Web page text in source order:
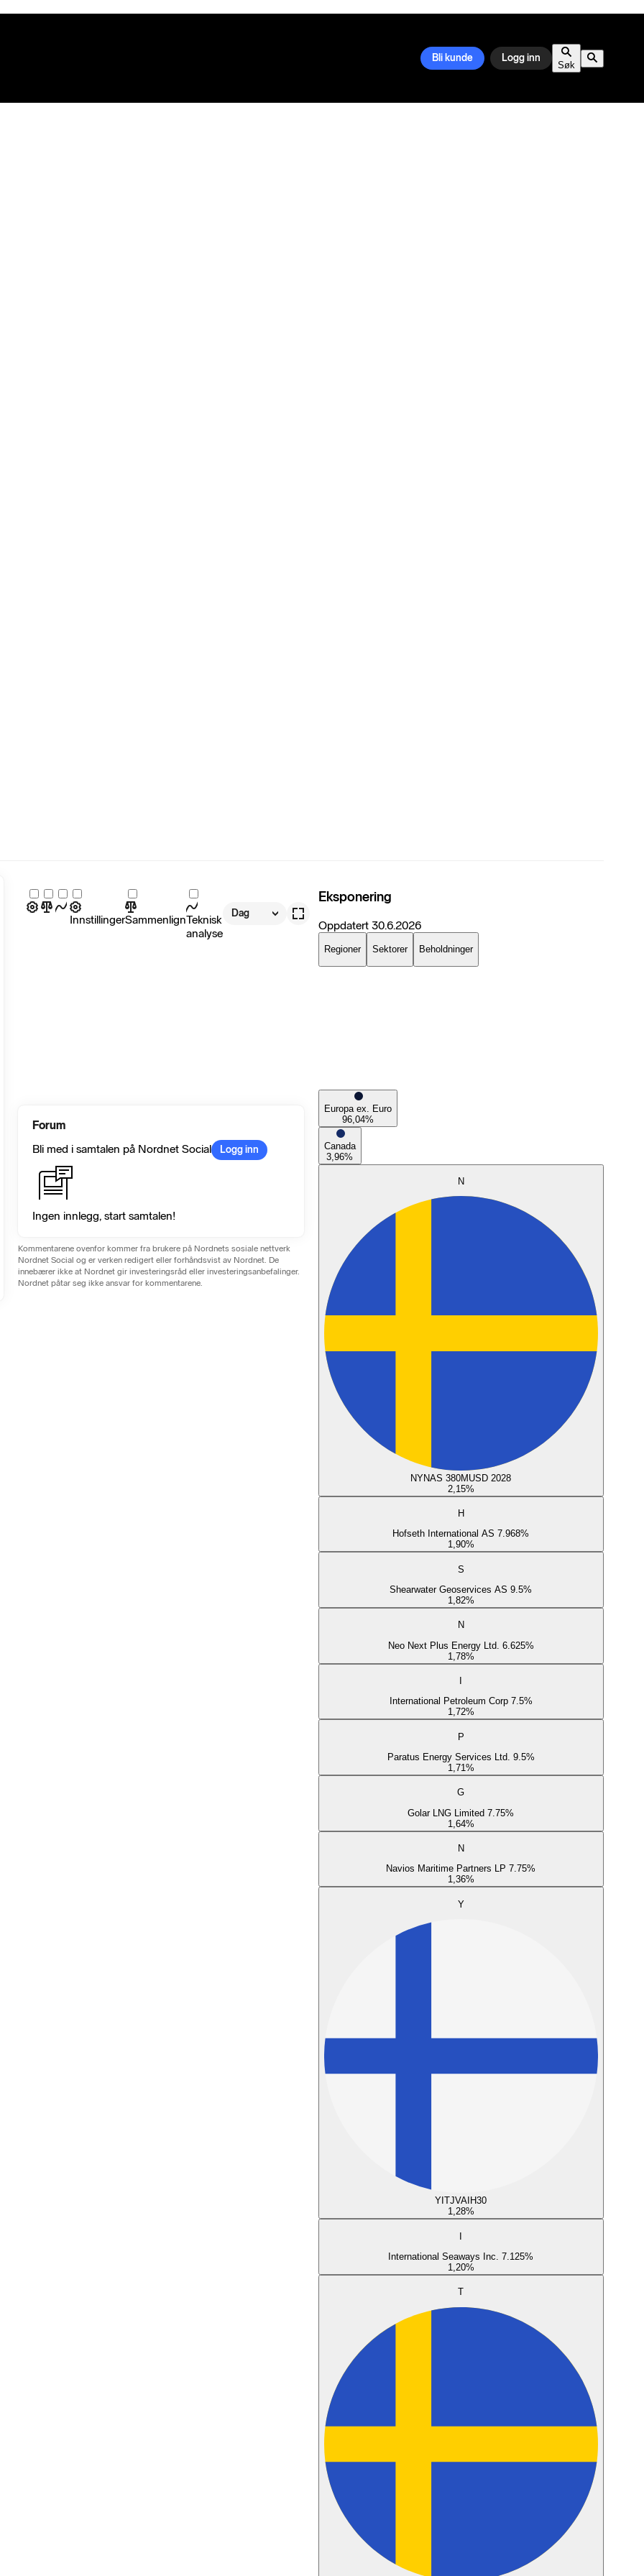
Bli kunde Logg inn
Søk
InnstillingerSammenlignTeknisk
analyse
Dag
Forum
Bli med i samtalen på Nordnet Social
Logg inn
Ingen innlegg, start samtalen!
Kommentarene ovenfor kommer fra brukere på Nordnets sosiale nettverk
Nordnet Social og er verken redigert eller forhåndsvist av Nordnet. De
innebærer ikke at Nordnet gir investeringsråd eller investeringsanbefalinger.
Nordnet påtar seg ikke ansvar for kommentarene.
Eksponering
Oppdatert 30.6.2026
Regioner Sektorer Beholdninger
Europa ex. Euro
96,04%
Canada
3,96%
N
NYNAS 380MUSD 2028
2,15%
H
Hofseth International AS 7.968%
1,90%
S
Shearwater Geoservices AS 9.5%
1,82%
N
Neo Next Plus Energy Ltd. 6.625%
1,78%
International Petroleum Corp 7.5%
1,72%
P
Paratus Energy Services Ltd. 9.5%
1,71 %
G
Golar LNG Limited 7.75%
1,64%
N
Navios Maritime Partners LP 7.75%
1,36%
Y
YITJVAIH30
1,28%
I
International Seaways Inc. 7.125%
1,20%
T